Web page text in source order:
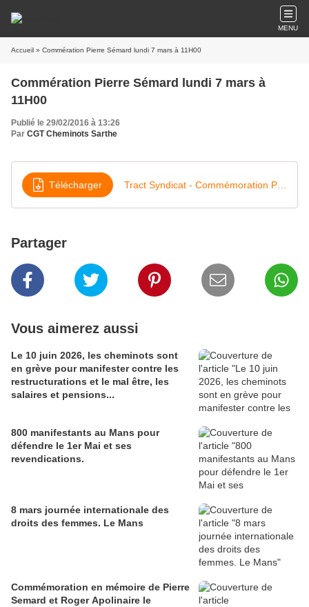
MENU
Accueil » Commération Pierre Sémard lundi 7 mars à 11H00
Commération Pierre Sémard lundi 7 mars à
11H00
Publié le 29/02/2016 à 13:26
Par CGT Cheminots Sarthe
Télécharger
Partager
Vous aimerez aussi
Le 10 juin 2026, les cheminots sont
en grève pour manifester contre les
restructurations et le mal être, les
salaires et pensions...
800 manifestants au Mans pour
défendre le 1er Mai et ses
revendications.
8 mars journée internationale des
droits des femmes. Le Mans
Commémoration en mémoire de Pierre
Semard et Roger Apolinaire le